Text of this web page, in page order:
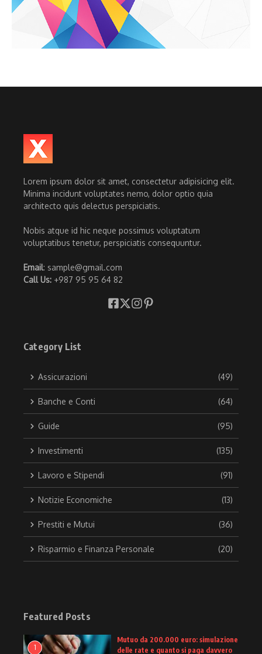
Lorem ipsum dolor sit amet, consectetur adipisicing elit.
Minima incidunt voluptates nemo, dolor optio quia
architecto quis delectus perspiciatis.
Nobis atque id hic neque possimus voluptatum
voluptatibus tenetur, perspiciatis consequuntur.
Email: sample@gmail.com
Call Us: +987 95 95 64 82
Category List
Assicurazioni (49)
Banche e Conti (64)
Guide (95)
Investimenti (135)
Lavoro e Stipendi (91)
Notizie Economiche (13)
Prestiti e Mutui (36)
Risparmio e Finanza Personale (20)
Featured Posts
1
Mutuo da 200.000 euro: simulazione
delle rate e quanto si paga davvero